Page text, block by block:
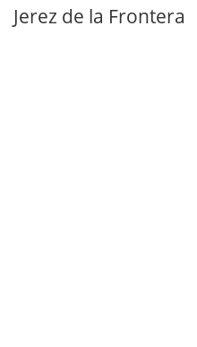
Jerez de la Frontera